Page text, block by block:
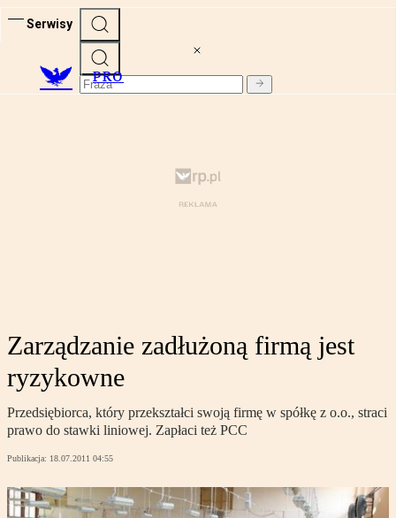
Serwisy
PRO
Zarządzanie zadłużoną firmą jest
ryzykowne
Przedsiębiorca, który przekształci swoją firmę w spółkę z o.o., straci
prawo do stawki liniowej. Zapłaci też PCC
Publikacja: 18.07.2011 04:55